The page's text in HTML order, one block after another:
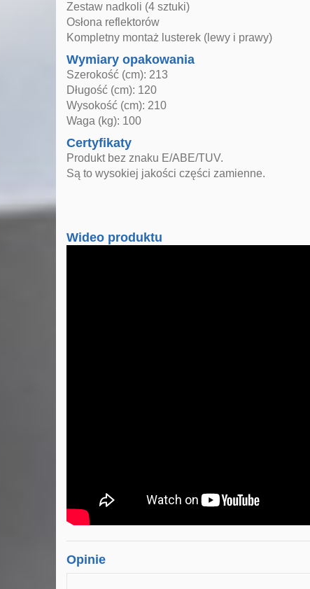
Zestaw nadkoli (4 sztuki)
Osłona reflektorów
Kompletny montaż lusterek (lewy i prawy)
Wymiary opakowania
Szerokość (cm): 213
Długość (cm): 120
Wysokość (cm): 210
Waga (kg): 100
Certyfikaty
Produkt bez znaku E/ABE/TUV.
Są to wysokiej jakości części zamienne.
Wideo produktu
Opinie